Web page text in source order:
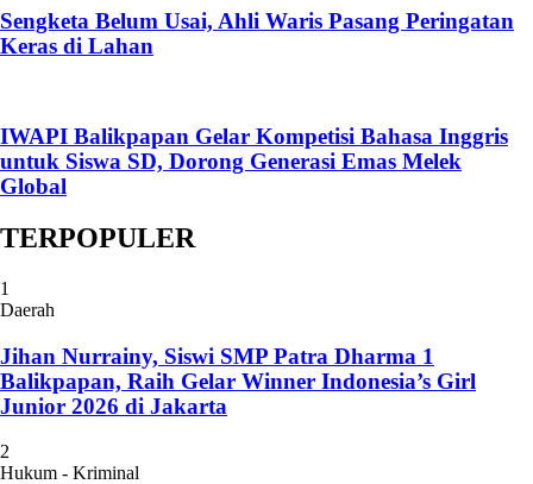
Sengketa Belum Usai, Ahli Waris Pasang Peringatan
Keras di Lahan
IWAPI Balikpapan Gelar Kompetisi Bahasa Inggris
untuk Siswa SD, Dorong Generasi Emas Melek
Global
TERPOPULER
1
Daerah
Jihan Nurrainy, Siswi SMP Patra Dharma 1
Balikpapan, Raih Gelar Winner Indonesia’s Girl
Junior 2026 di Jakarta
2
Hukum - Kriminal